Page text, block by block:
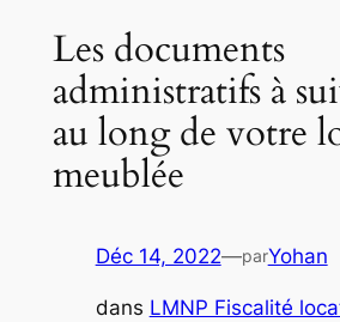
Les documents
administratifs à
au long de votre
meublée
Déc 14, 2022—parYohan
dans LMNP Fiscalité